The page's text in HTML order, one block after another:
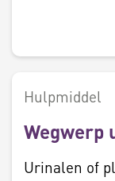
Hulpmiddel
Wegwerp
Urinalen of